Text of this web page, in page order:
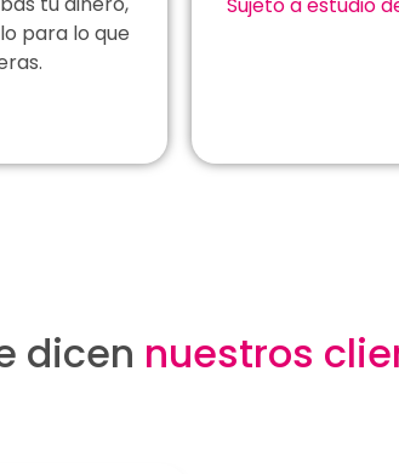
para lo que
dicen nuestros